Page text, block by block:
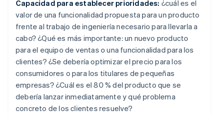
Capacidad para establecer prioridades: ¿cuál es el
valor de una funcionalidad propuesta para un producto
frente al trabajo de ingeniería necesario para llevarla a
cabo? ¿Qué es más importante: un nuevo producto
para el equipo de ventas o una funcionalidad para los
clientes? ¿Se debería optimizar el precio para los
consumidores o para los titulares de pequeñas
empresas? ¿Cuál es el 80 % del producto que se
debería lanzar inmediatamente y qué problema
concreto de los clientes resuelve?